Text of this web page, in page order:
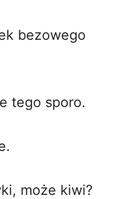
bezowego
tego sporo.
może kiwi?